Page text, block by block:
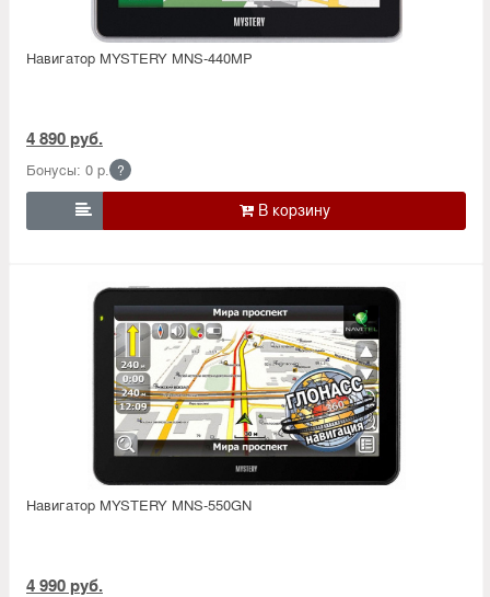
Навигатор MYSTERY MNS-440MP
4 890 руб.
Бонусы: 0 р. ?

Навигатор MYSTERY MNS-550GN
4 990 руб.